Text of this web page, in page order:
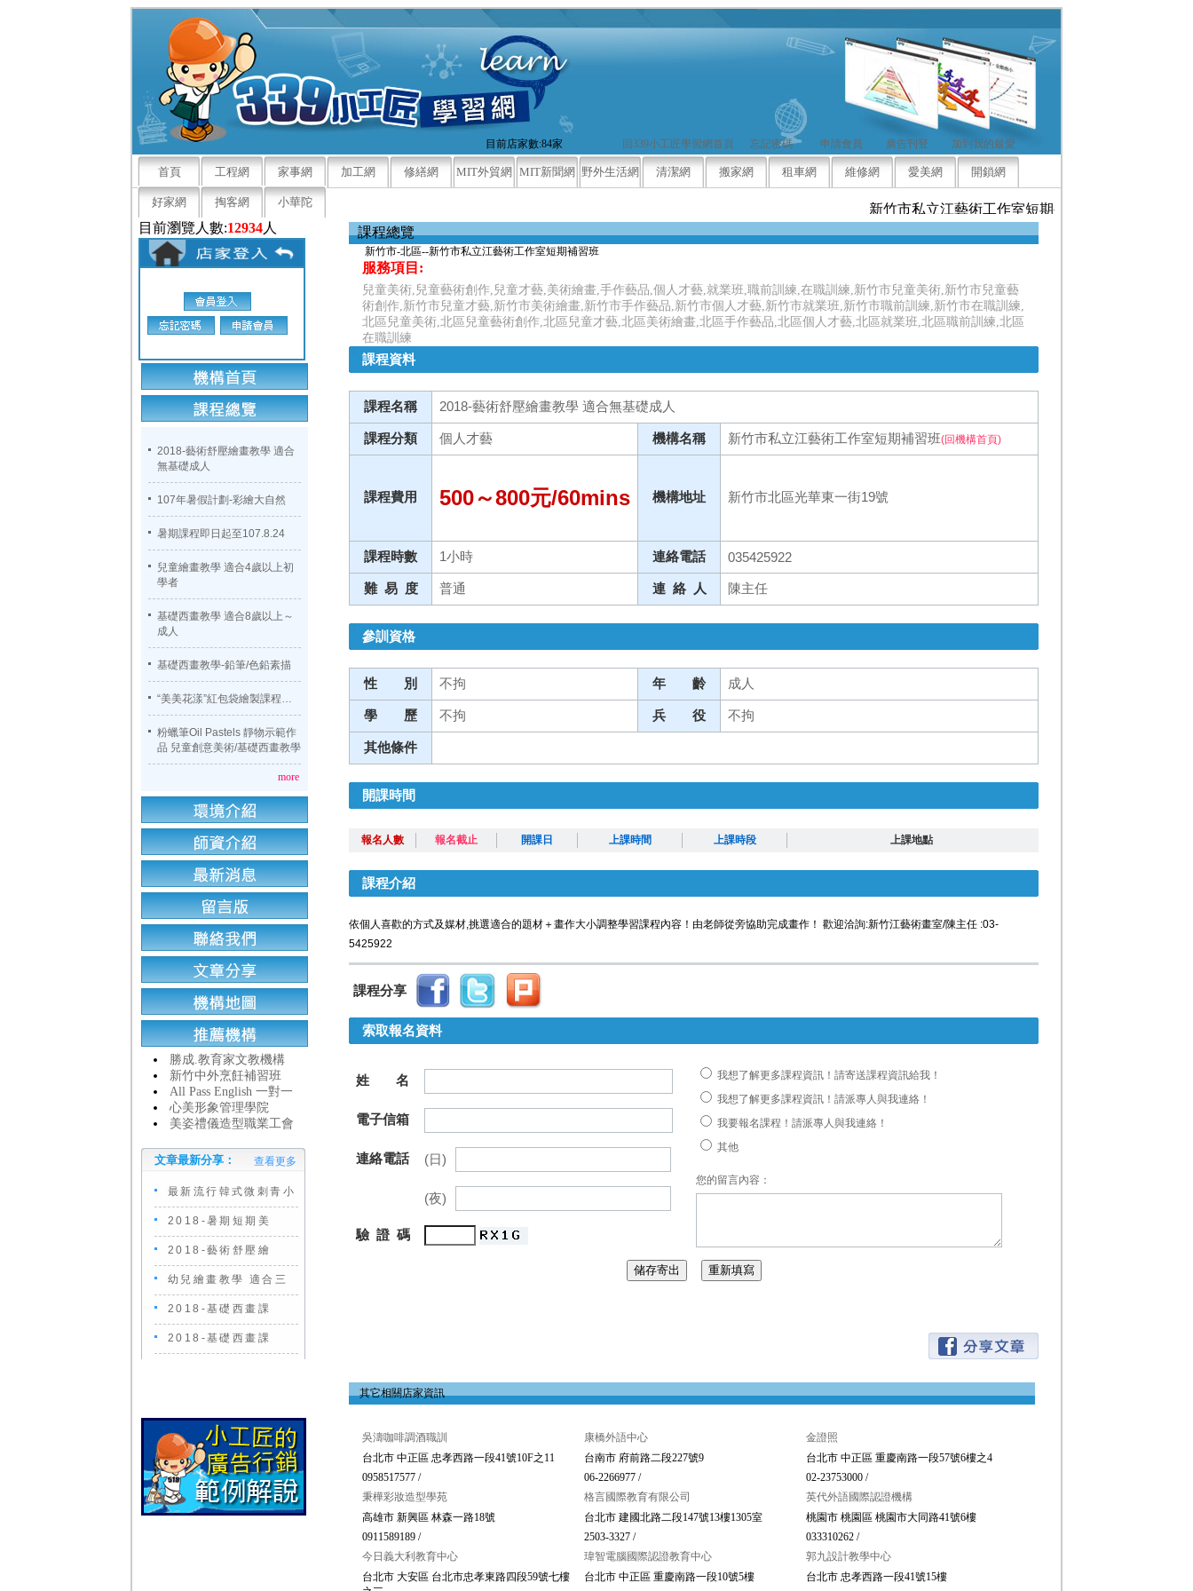
目前店家數:84家 回339小工匠學習網首頁 忘記密碼 申請會員 廣告刊登 加到我的最愛
首頁 工程網 家事網 加工網 修繕網 MIT外貿網 MIT新聞網 野外生活網 清潔網 搬家網 租車網 維修網 愛美網 開鎖網
好家網 掏客網 小華陀
新竹市私立江藝術工作室短期補習班歡迎來電洽詢，
目前瀏覽人數:12934人
2018-藝術舒壓繪畫教學 適合
無基礎成人
107年暑假計劃-彩繪大自然
暑期課程即日起至107.8.24
兒童繪畫教學 適合4歲以上初
學者
基礎西畫教學 適合8歲以上～
成人
基礎西畫教學-鉛筆/色鉛素描
“美美花漾”紅包袋繪製課程…
粉蠟筆Oil Pastels 靜物示範作
品 兒童創意美術/基礎西畫教學
more
勝成.教育家文教機構
新竹中外烹飪補習班
All Pass English 一對一
心美形象管理學院
美姿禮儀造型職業工會
文章最新分享： 查看更多
最新流行韓式微刺青小
2018-暑期短期美
2018-藝術舒壓繪
幼兒繪畫教學 適合三
2018-基礎西畫課
2018-基礎西畫課
課程總覽
新竹市-北區--新竹市私立江藝術工作室短期補習班
服務項目:
兒童美術,兒童藝術創作,兒童才藝,美術繪畫,手作藝品,個人才藝,就業班,職前訓練,在職訓練,新竹市兒童美術,新竹市兒童藝
術創作,新竹市兒童才藝,新竹市美術繪畫,新竹市手作藝品,新竹市個人才藝,新竹市就業班,新竹市職前訓練,新竹市在職訓練,
北區兒童美術,北區兒童藝術創作,北區兒童才藝,北區美術繪畫,北區手作藝品,北區個人才藝,北區就業班,北區職前訓練,北區
在職訓練
課程資料
課程名稱 2018-藝術舒壓繪畫教學 適合無基礎成人
課程分類 個人才藝 機構名稱 新竹市私立江藝術工作室短期補習班(回機構首頁)
課程費用 500～800元/60mins 機構地址 新竹市北區光華東一街19號
課程時數 1小時 連絡電話 035425922
難 易 度 普通 連 絡 人 陳主任
參訓資格
性 別 不拘 年 齡 成人
學 歷 不拘 兵 役 不拘
其他條件
開課時間
報名人數 報名截止 開課日 上課時間 上課時段 上課地點
課程介紹
依個人喜歡的方式及媒材,挑選適合的題材＋畫作大小調整學習課程內容！由老師從旁協助完成畫作！ 歡迎洽詢:新竹江藝術畫室/陳主任 :03-
5425922
課程分享
索取報名資料
姓 名
電子信箱
連絡電話 (日)
(夜)
驗 證 碼
我想了解更多課程資訊！請寄送課程資訊給我！
我想了解更多課程資訊！請派專人與我連絡！
我要報名課程！請派專人與我連絡！
其他
您的留言內容：
其它相關店家資訊
吳濤咖啡調酒職訓
台北市 中正區 忠孝西路一段41號10F之11
0958517577 /
康橋外語中心
台南市 府前路二段227號9
06-2266977 /
金證照
台北市 中正區 重慶南路一段57號6樓之4
02-23753000 /
秉樺彩妝造型學苑
高雄市 新興區 林森一路18號
0911589189 /
格言國際教育有限公司
台北市 建國北路二段147號13樓1305室
2503-3327 /
英代外語國際認證機構
桃園市 桃園區 桃園市大同路41號6樓
033310262 /
今日義大利教育中心
台北市 大安區 台北市忠孝東路四段59號七樓
瑋智電腦國際認證教育中心
台北市 中正區 重慶南路一段10號5樓
郭九設計教學中心
台北市 忠孝西路一段41號15樓